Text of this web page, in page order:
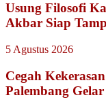
Usung Filosofi
Akbar Siap
5 Agustus 2026
Cegah
Palembang